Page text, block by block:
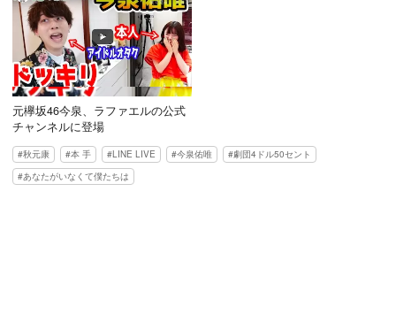
元欅坂46今泉、ラファエルの公式
チャンネルに登場
秋元康 本 手 LINE LIVE 今泉佑唯
劇団4ドル50セント
あなたがいなくて僕たちは